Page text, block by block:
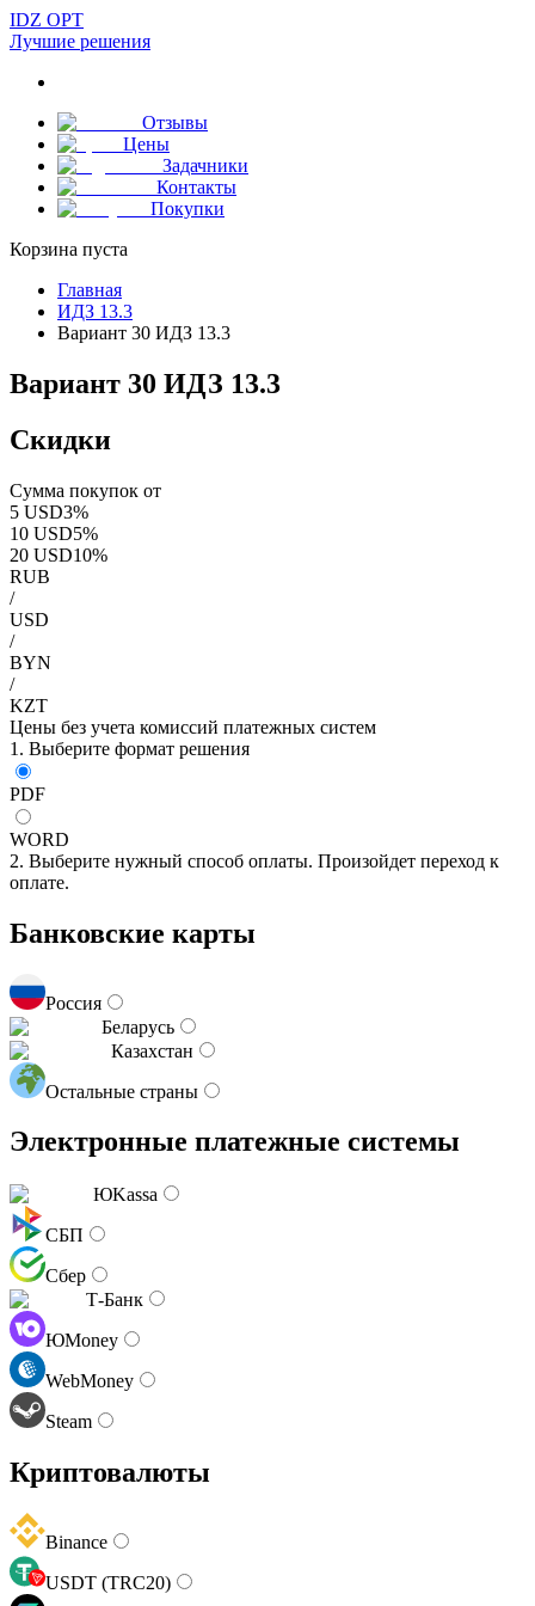
IDZ OPT
Лучшие решения
Отзывы
Цены
Задачники
Контакты
Покупки
Корзина пуста
Главная
ИДЗ 13.3
Вариант 30 ИДЗ 13.3
Вариант 30 ИДЗ 13.3
Скидки
Сумма покупок от
5 USD3%
10 USD5%
20 USD10%
RUB
/
USD
/
BYN
/
KZT
Цены без учета комиссий платежных систем
1. Выберите формат решения
PDF
WORD
2. Выберите нужный способ оплаты. Произойдет переход к
оплате.
Банковские карты
Россия
Беларусь
Казахстан
Остальные страны
Электронные платежные системы
ЮKassa
СБП
Сбер
Т-Банк
ЮMoney
WebMoney
Steam
Криптовалюты
Binance
USDT (TRC20)